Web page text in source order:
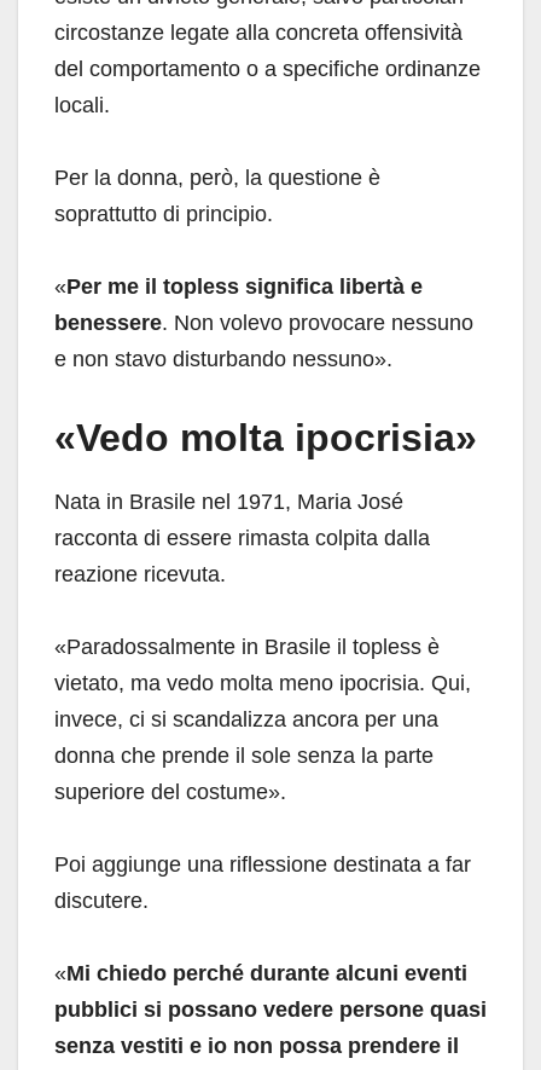
circostanze legate alla concreta offensività
del comportamento o a specifiche ordinanze
locali.
Per la donna, però, la questione è
soprattutto di principio.
«Per me il topless significa libertà e
benessere. Non volevo provocare nessuno
e non stavo disturbando nessuno».
«Vedo molta ipocrisia»
Nata in Brasile nel 1971, Maria José
racconta di essere rimasta colpita dalla
reazione ricevuta.
«Paradossalmente in Brasile il topless è
vietato, ma vedo molta meno ipocrisia. Qui,
invece, ci si scandalizza ancora per una
donna che prende il sole senza la parte
superiore del costume».
Poi aggiunge una riflessione destinata a far
discutere.
«Mi chiedo perché durante alcuni eventi
pubblici si possano vedere persone quasi
senza vestiti e io non possa prendere il